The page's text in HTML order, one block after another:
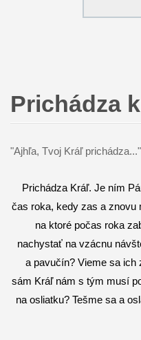
Prichádza
"Ajhľa, Tvoj Kráľ
Prichádza Kráľ. Je ním
čas roka, kedy zas a znovu
na ktoré počas roka
nachystať na vzácnu
a pavučín? Vieme sa ich
sám Kráľ nám s tým musí
na osliatku? Tešme sa a